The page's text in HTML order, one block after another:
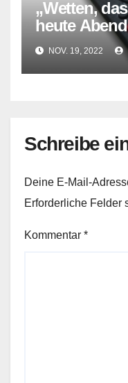
„Wetten,
heute Abend
NOV. 19, 2022
Schreibe
Deine E-Mail-
Erforderliche Felder
Kommentar *